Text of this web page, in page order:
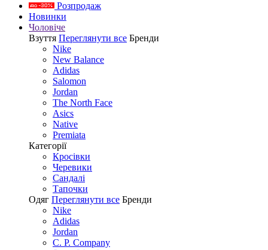
Розпродаж
Новинки
Чоловіче
Взуття Переглянути все Бренди
Nike
New Balance
Adidas
Salomon
Jordan
The North Face
Asics
Native
Premiata
Категорії
Кросівки
Черевики
Сандалі
Tапочки
Одяг Переглянути все Бренди
Nike
Adidas
Jordan
C. P. Company